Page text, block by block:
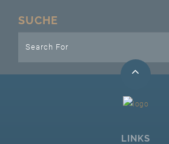
VS-Intern
SUCHE
LINKS